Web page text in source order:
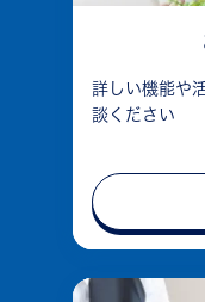
詳しい機能や
談ください